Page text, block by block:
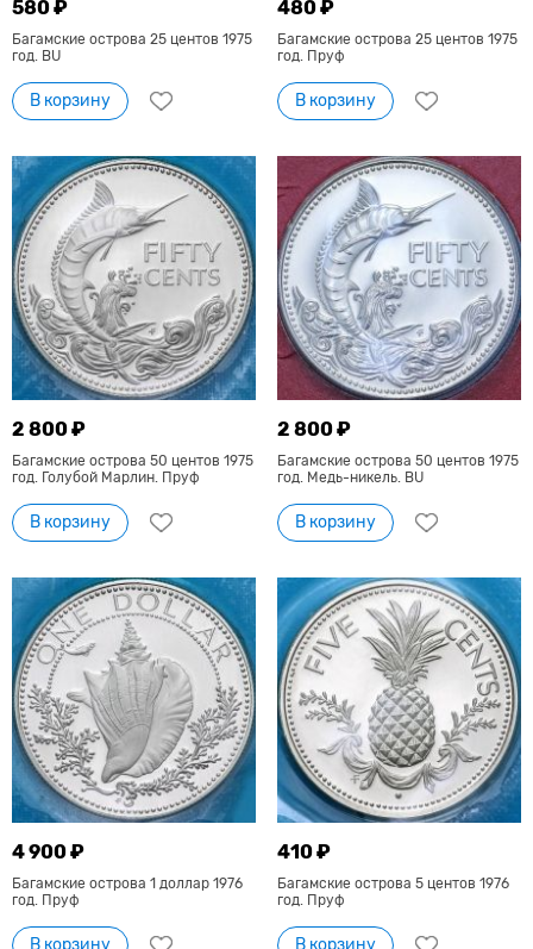
580 ₽
Багамские острова 25 центов 1975
год. BU
В корзину
480 ₽
Багамские острова 25 центов 1975
год. Пруф
В корзину
2 800 ₽
Багамские острова 50 центов 1975
год. Голубой Марлин. Пруф
В корзину
2 800 ₽
Багамские острова 50 центов 1975
год. Медь-никель. BU
В корзину
4 900 ₽
Багамские острова 1 доллар 1976
год. Пруф
В корзину
410 ₽
Багамские острова 5 центов 1976
год. Пруф
В корзину